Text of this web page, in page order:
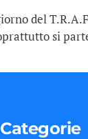
del
si
Categorie